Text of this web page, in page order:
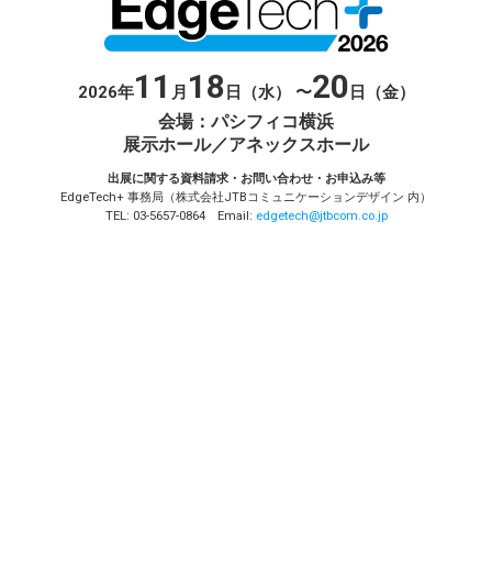
2026年11 月 18 日（水） 〜20 日（金）
会場：パシフィコ横浜
展示ホール／アネックスホール
出展に関する資料請求・お問い合わせ・お申込み等
EdgeTech+ 事務局（株式会社JTBコミュニケーションデザイン 内）
TEL: 03-5657-0864 Email: edgetech@jtbcom.co.jp